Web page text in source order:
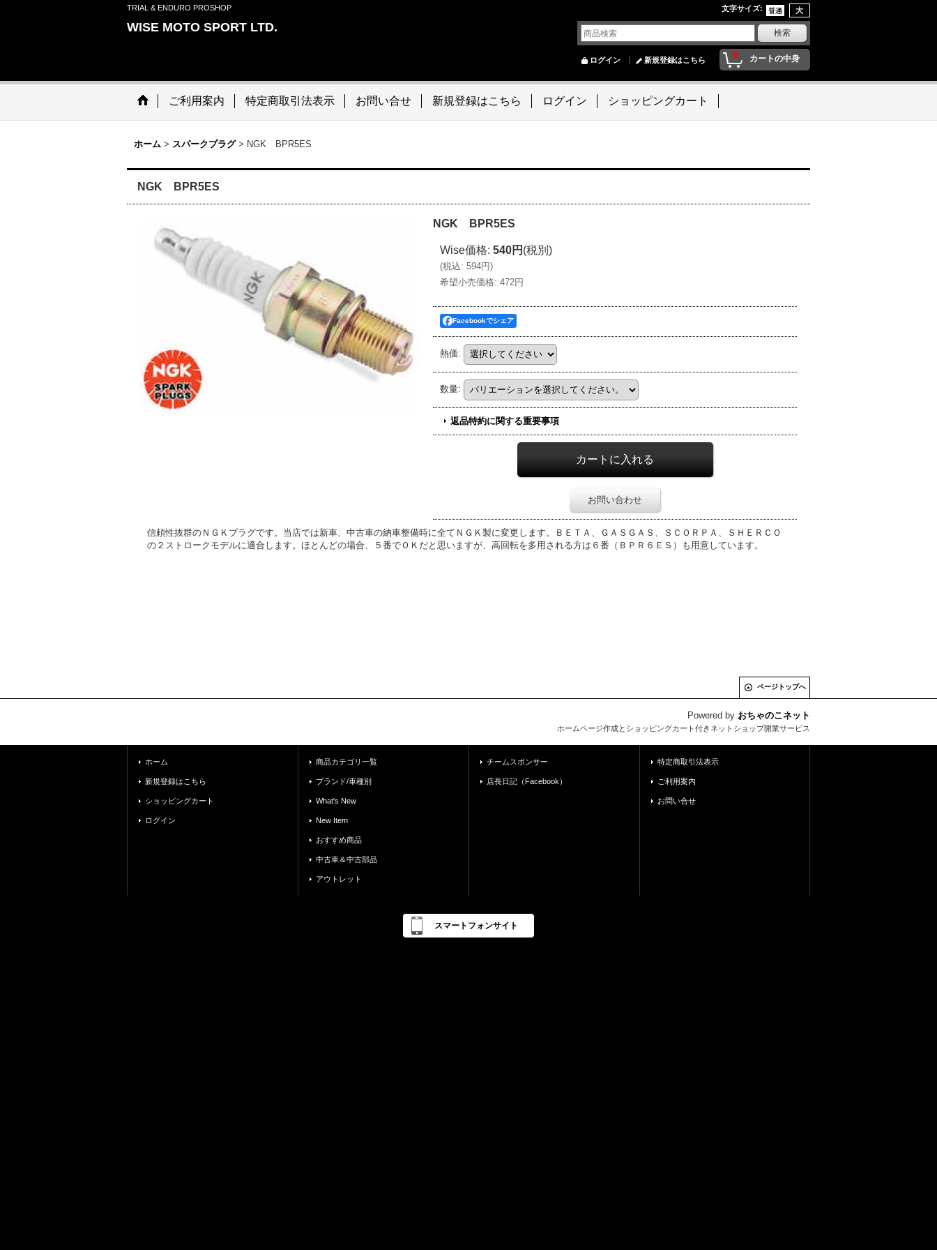
TRIAL & ENDURO PROSHOP 文字サイズ:
WISE MOTO SPORT LTD.
0 カートの中身
ログイン 新規登録はこちら
ご利用案内 特定商取引法表示 お問い合せ 新規登録はこちら ログイン ショッピングカート
ホーム > スパークプラグ > NGK BPR5ES
NGK BPR5ES
NGK BPR5ES
Wise価格: 540円 (税別)
(税込: 594円)
希望小売価格: 472円
Facebookでシェア
熱価:
数量:
返品特約に関する重要事項
お問い合わせ
信頼性抜群のＮＧＫプラグです。当店では新車、中古車の納車整備時に全てＮＧＫ製に変更します。ＢＥＴＡ、ＧＡＳＧＡＳ、ＳＣＯＲＰＡ、ＳＨＥＲＣＯ
の２ストロークモデルに適合します。ほとんどの場合、５番でＯＫだと思いますが、高回転を多用される方は６番（ＢＰＲ６ＥＳ）も用意しています。
ページトップへ
Powered by おちゃのこネット
ホームページ作成とショッピングカート付きネットショップ開業サービス
ホーム
新規登録はこちら
ショッピングカート
ログイン
商品カテゴリ一覧
ブランド/車種別
What's New
New Item
おすすめ商品
中古車＆中古部品
アウトレット
チームスポンサー
店長日記（Facebook）
特定商取引法表示
ご利用案内
お問い合せ
スマートフォンサイト